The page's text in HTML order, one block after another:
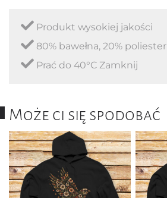
Produkt wysokiej jakości
80% bawełna, 20% poliester
Prać do 40°C Zamknij
Może ci się spodobać